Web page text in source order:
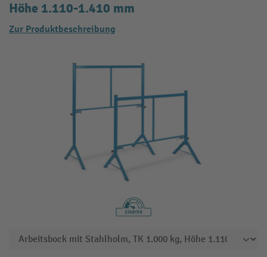
Höhe 1.110-1.410 mm
Zur Produktbeschreibung